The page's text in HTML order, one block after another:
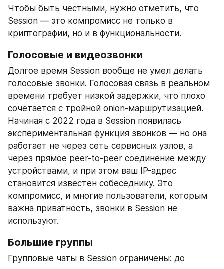
Чтобы быть честными, нужно отметить, что
Session — это компромисс не только в
криптографии, но и в функциональности.
Голосовые и видеозвонки
Долгое время Session вообще не умел делать
голосовые звонки. Голосовая связь в реальном
времени требует низкой задержки, что плохо
сочетается с тройной onion-маршрутизацией.
Начиная с 2022 года в Session появилась
экспериментальная функция звонков — но она
работает не через сеть сервисных узлов, а
через прямое peer-to-peer соединение между
устройствами, и при этом ваш IP-адрес
становится известен собеседнику. Это
компромисс, и многие пользователи, которым
важна приватность, звонки в Session не
используют.
Большие группы
Групповые чаты в Session ограничены: до